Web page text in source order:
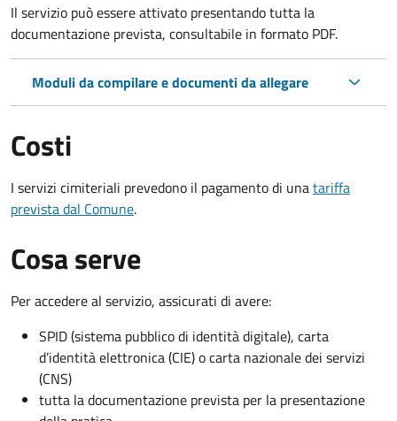
Il servizio può essere attivato presentando tutta la
documentazione prevista, consultabile in formato PDF.
Moduli da compilare e documenti da allegare
Costi
I servizi cimiteriali prevedono il pagamento di unatariffa
prevista dal Comune.
Cosa serve
Per accedere al servizio, assicurati di avere:
SPID (sistema pubblico di identità digitale), carta
d’identità elettronica (CIE) o carta nazionale dei servizi
(CNS)
tutta la documentazione prevista per la presentazione